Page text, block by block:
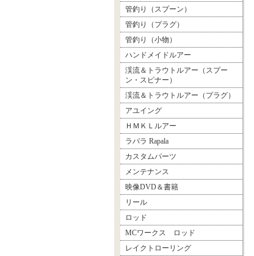
管釣り（スプーン）
管釣り（プラグ）
管釣り（小物）
ハンドメイドルアー
渓流＆トラウトルアー（スプー
ン・スピナー）
渓流＆トラウトルアー（プラグ）
アユイング
ＨＭＫＬルアー
ラパラ Rapala
カスタムパーツ
メンテナンス
映像DVD＆書籍
リール
ロッド
MCワークス ロッド
レイクトローリング